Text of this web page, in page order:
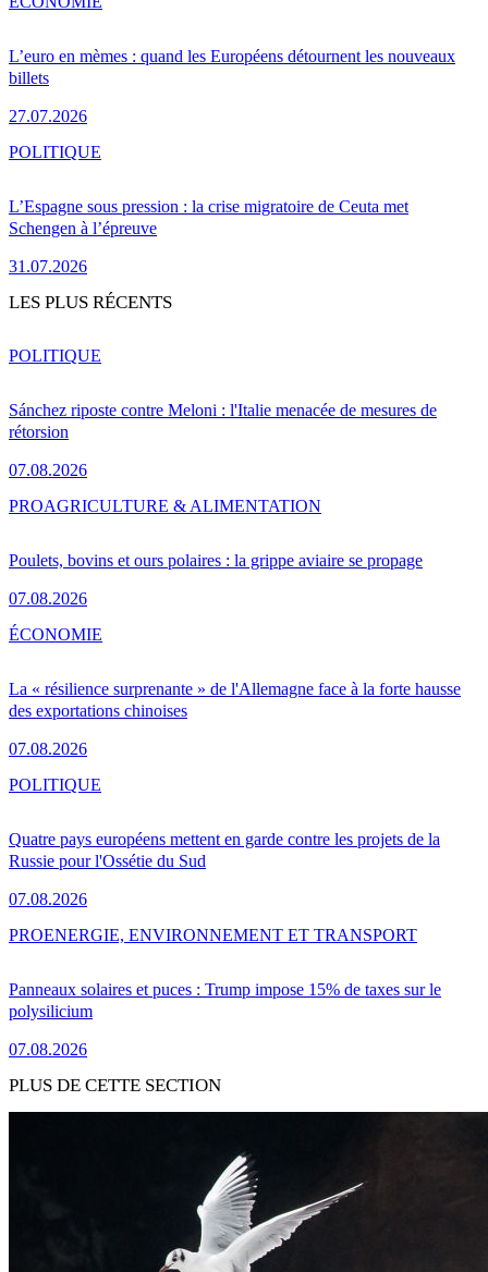
L’euro en mèmes : quand les Européens détournent les nouveaux
billets
27.07.2026
L’Espagne sous pression : la crise migratoire de Ceuta met
Schengen à l’épreuve
31.07.2026
POLITIQUE
LES PLUS RÉCENTS
Sánchez riposte contre Meloni : l'Italie menacée de mesures de
rétorsion
07.08.2026
POLITIQUE
Poulets, bovins et ours polaires : la grippe aviaire se propage
07.08.2026
PROAGRICULTURE & ALIMENTATION
La « résilience surprenante » de l'Allemagne face à la forte hausse
des exportations chinoises
07.08.2026
ÉCONOMIE
Quatre pays européens mettent en garde contre les projets de la
Russie pour l'Ossétie du Sud
07.08.2026
POLITIQUE
Panneaux solaires et puces : Trump impose 15% de taxes sur le
polysilicium
07.08.2026
PROENERGIE, ENVIRONNEMENT ET TRANSPORT
PLUS DE CETTE SECTION